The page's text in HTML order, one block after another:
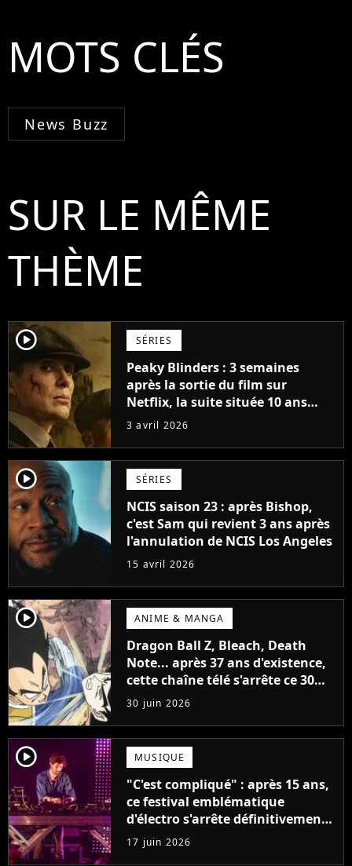
MOTS CLÉS
News Buzz
SUR LE MÊME
THÈME
player2 SÉRIES
Peaky Blinders : 3 semaines
après la sortie du film sur
Netflix, la suite située 10 ans
après se dévoile déjà (et il y a un
3 avril 2026
player2 SÉRIES
NCIS saison 23 : après Bishop,
c'est Sam qui revient 3 ans après
l'annulation de NCIS Los Angeles
15 avril 2026
player2 ANIME & MANGA
Dragon Ball Z, Bleach, Death
Note... après 37 ans d'existence,
cette chaîne télé s'arrête ce 30
juin 2026 après avoir popularisé
les anime en France
30 juin 2026
player2 MUSIQUE
"C'est compliqué" : après 15 ans,
ce festival emblématique
d'électro s'arrête définitivement
après une dernière édition
17 juin 2026